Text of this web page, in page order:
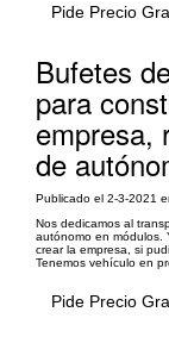
Pide Precio
Bufetes
para
empresa,
de
Publicado el 2-3-2021
Nos dedicamos al
autónomo en módulos.
crear la empresa, si
Tenemos vehículo en
Pide Precio